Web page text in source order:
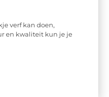
verf kan doen,
en kwaliteit kun je je